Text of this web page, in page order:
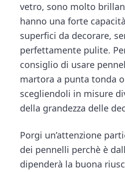
vetro, sono molto
hanno una forte
superfici da decorare,
perfettamente pulite.
consiglio di usare
martora a punta tonda
scegliendoli in misure
della grandezza delle
Porgi un’attenzione
dei pennelli perchè è
dipenderà la buona